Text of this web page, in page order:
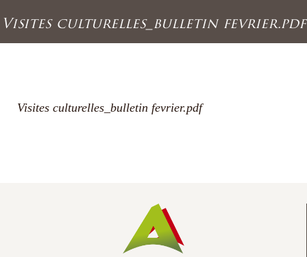
Visites culturelles_bulletin fevrier.pdf
Visites culturelles_bulletin fevrier.pdf